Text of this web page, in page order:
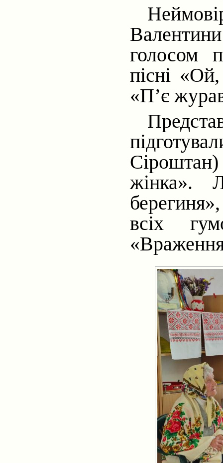
голосом
пісні
«П’є
жінка».
всіх